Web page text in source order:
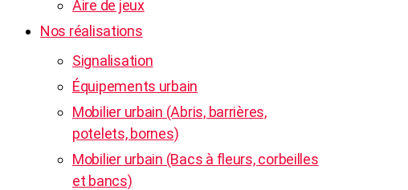
Aire de jeux
Nos réalisations
Signalisation
Équipements urbain
Mobilier urbain (Abris, barrières,
potelets, bornes)
Mobilier urbain (Bacs à fleurs, corbeilles
et bancs)